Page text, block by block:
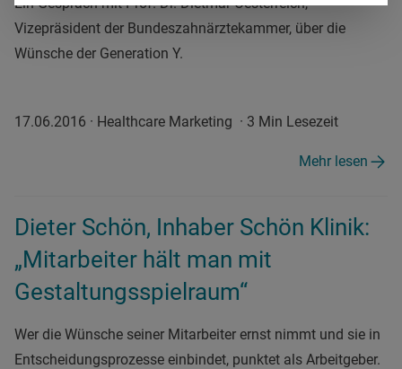
Vizepräsident der Bundeszahnärztekammer, über die
Wünsche der Generation Y.
17.06.2016 · Healthcare Marketing · 3 Min Lesezeit
Mehr lesen
Dieter Schön, Inhaber Schön Klinik:
„Mitarbeiter hält man mit
Gestaltungsspielraum“
Wer die Wünsche seiner Mitarbeiter ernst nimmt und sie in
Entscheidungsprozesse einbindet, punktet als Arbeitgeber.